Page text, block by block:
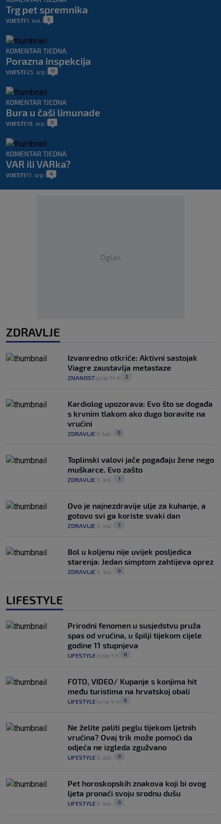
Trg pet spremnika
VIJESTI 1. kol. 5
KOMENTAR TJEDNA
Porazna inspekcija
VIJESTI 25. srp. 11
KOMENTAR TJEDNA
Bura u čaši limunade
VIJESTI 18. srp. 0
KOMENTAR TJEDNA
VAR ili VARka?
VIJESTI 11. srp. 4
Oglas
ZDRAVLJE
Izvanredno otkriće: Aktivni sastojak
Viagre zaustavlja metastaze
ZNANOST prije 14 h 2
Kardiolog upozorava: Evo što se događa
s krvnim tlakom ako dugo boravite na
vrućini
ZDRAVLJE 5. kol. 0
Toplinski valovi jače pogađaju žene nego
muškarce. Evo zašto
ZDRAVLJE 3. kol. 1
Ovo je najnezdravije ulje za kuhanje, a
gotovo svi ga koriste svaki dan
ZDRAVLJE 3. kol. 3
Bol u koljenu nije uvijek posljedica
starenja: Jedan simptom zahtijeva oprez
ZDRAVLJE 3. kol. 0
LIFESTYLE
Prirodni fenomen u susjedstvu pruža
spas od vrućina, u špilji tijekom cijele
godine 11 stupnjeva
LIFESTYLE prije 3 h 0
FOTO, VIDEO/ Kupanje s konjima hit
među turistima na hrvatskoj obali
LIFESTYLE prije 4 h 0
Ne želite paliti peglu tijekom ljetnih
vrućina? Ovaj trik može pomoći da
odjeća ne izgleda zgužvano
LIFESTYLE 5. kol. 0
Pet horoskopskih znakova koji bi ovog
ljeta pronaći svoju srodnu dušu
LIFESTYLE 5. kol. 0